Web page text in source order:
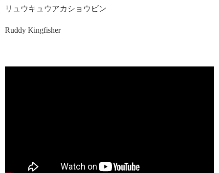
リュウキュウアカショウビン
Ruddy Kingfisher